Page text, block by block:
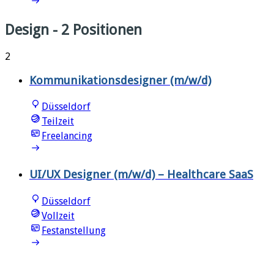
Design - 2 Positionen
2
Kommunikationsdesigner (m/w/d)
Düsseldorf
Teilzeit
Freelancing
UI/UX Designer (m/w/d) – Healthcare SaaS
Düsseldorf
Vollzeit
Festanstellung